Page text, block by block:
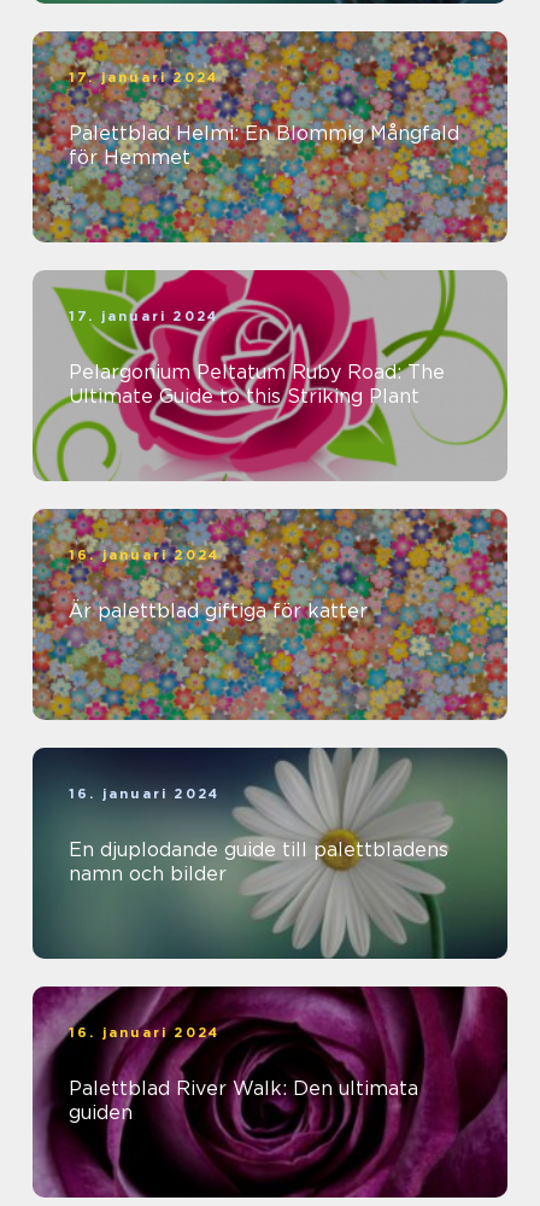
17. januari 2024
Palettblad Helmi: En Blommig Mångfald
för Hemmet
17. januari 2024
Pelargonium Peltatum Ruby Road: The
Ultimate Guide to this Striking Plant
16. januari 2024
Är palettblad giftiga för katter
16. januari 2024
En djuplodande guide till palettbladens
namn och bilder
16. januari 2024
Palettblad River Walk: Den ultimata
guiden